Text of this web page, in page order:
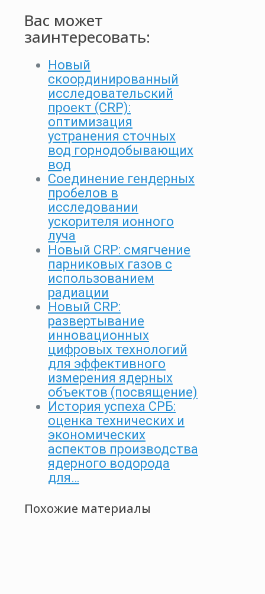
Вас может
заинтересовать:
Новый
скоординированный
исследовательский
проект (CRP):
оптимизация
устранения сточных
вод горнодобывающих
вод
Соединение гендерных
пробелов в
исследовании
ускорителя ионного
луча
Новый CRP: смягчение
парниковых газов с
использованием
радиации
Новый CRP:
развертывание
инновационных
цифровых технологий
для эффективного
измерения ядерных
объектов (посвящение)
История успеха СРБ:
оценка технических и
экономических
аспектов производства
ядерного водорода
для…
Похожие материалы